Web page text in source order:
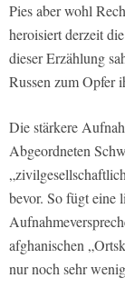
Pies aber wohl
heroisiert derzeit
dieser Erzählung
Russen zum Opfer
Die stärkere
Abgeordneten
bevor. So fügt eine
afghanischen
nur noch sehr